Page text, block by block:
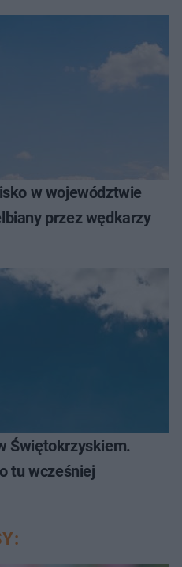
w województwie
przez wędkarzy
Świętokrzyskiem.
tu wcześniej